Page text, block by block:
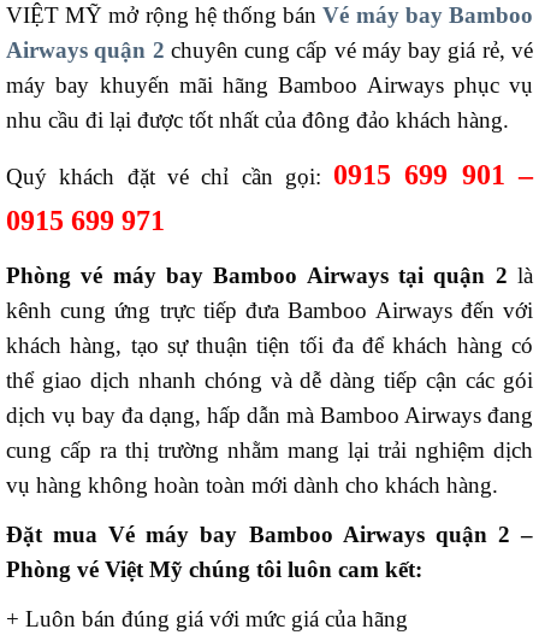
VIỆT MỸ mở rộng hệ thống bánVé máy bay Bamboo
Airways quận 2 chuyên cung cấp vé máy bay giá rẻ, vé
máy bay khuyến mãi hãng Bamboo Airways phục vụ
nhu cầu đi lại được tốt nhất của đông đảo khách hàng.
Quý khách đặt vé chỉ cần gọi: 0915 699 901 –
0915 699 971
Phòng vé máy bay Bamboo Airways tại quận 2 là
kênh cung ứng trực tiếp đưa Bamboo Airways đến với
khách hàng, tạo sự thuận tiện tối đa để khách hàng có
thể giao dịch nhanh chóng và dễ dàng tiếp cận các gói
dịch vụ bay đa dạng, hấp dẫn mà Bamboo Airways đang
cung cấp ra thị trường nhằm mang lại trải nghiệm dịch
vụ hàng không hoàn toàn mới dành cho khách hàng.
Đặt mua Vé máy bay Bamboo Airways quận 2 –
Phòng vé Việt Mỹ chúng tôi luôn cam kết:
+ Luôn bán đúng giá với mức giá của hãng